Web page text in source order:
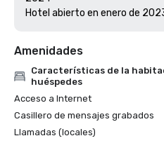
Hotel abierto en enero de
Amenidades
Características de la
huéspedes
Acceso a Internet
Casillero de mensajes grabados
Llamadas (locales)